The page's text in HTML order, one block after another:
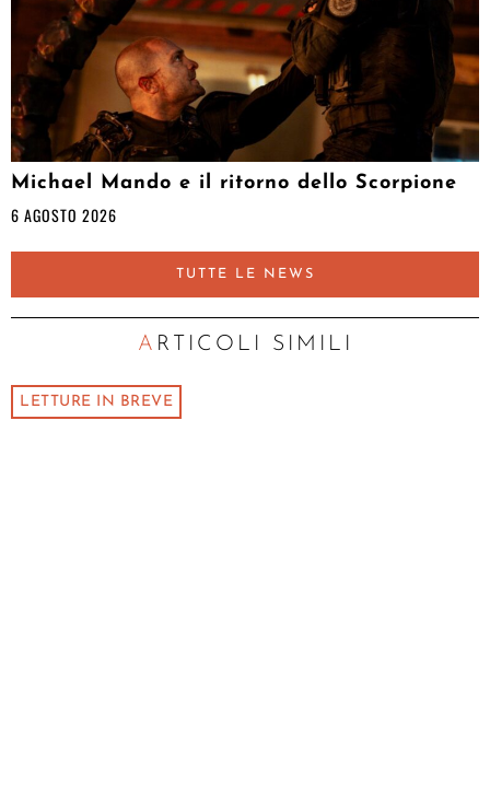
Michael Mando e il ritorno dello Scorpione
6 AGOSTO 2026
TUTTE LE NEWS
ARTICOLI SIMILI
LETTURE IN BREVE